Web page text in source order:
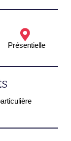
Présentielle